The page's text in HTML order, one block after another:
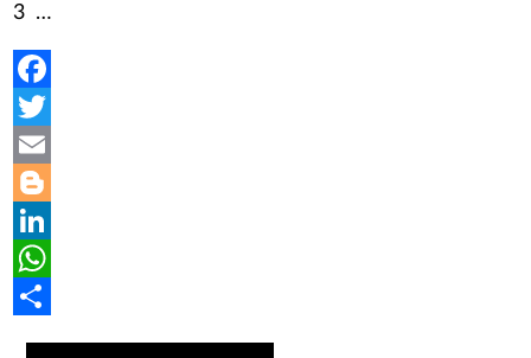
3 …
Facebook
Twitter
Email
Blogger
LinkedIn
WhatsApp